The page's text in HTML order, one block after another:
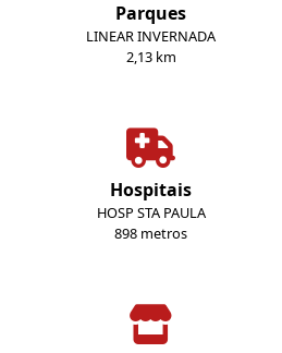
Parques
LINEAR INVERNADA
2,13 km
Hospitais
HOSP STA PAULA
898 metros